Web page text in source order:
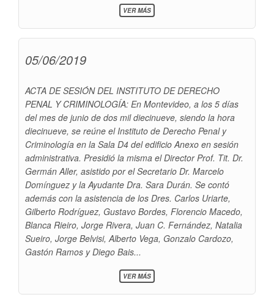
VER MÁSSOBRE
RESOLUCIÓN
DE
JUNIO
05/06/2019
ACTA DE SESIÓN DEL INSTITUTO DE DERECHO
PENAL Y CRIMINOLOGÍA: En Montevideo, a los 5 días
del mes de junio de dos mil diecinueve, siendo la hora
diecinueve, se reúne el Instituto de Derecho Penal y
Criminología en la Sala D4 del edificio Anexo en sesión
administrativa. Presidió la misma el Director Prof. Tit. Dr.
Germán Aller, asistido por el Secretario Dr. Marcelo
Domínguez y la Ayudante Dra. Sara Durán. Se contó
además con la asistencia de los Dres. Carlos Uriarte,
Gilberto Rodríguez, Gustavo Bordes, Florencio Macedo,
Blanca Rieiro, Jorge Rivera, Juan C. Fernández, Natalia
Sueiro, Jorge Belvisi, Alberto Vega, Gonzalo Cardozo,
Gastón Ramos y Diego Bais...
VER MÁSSOBRE
05/06/2019